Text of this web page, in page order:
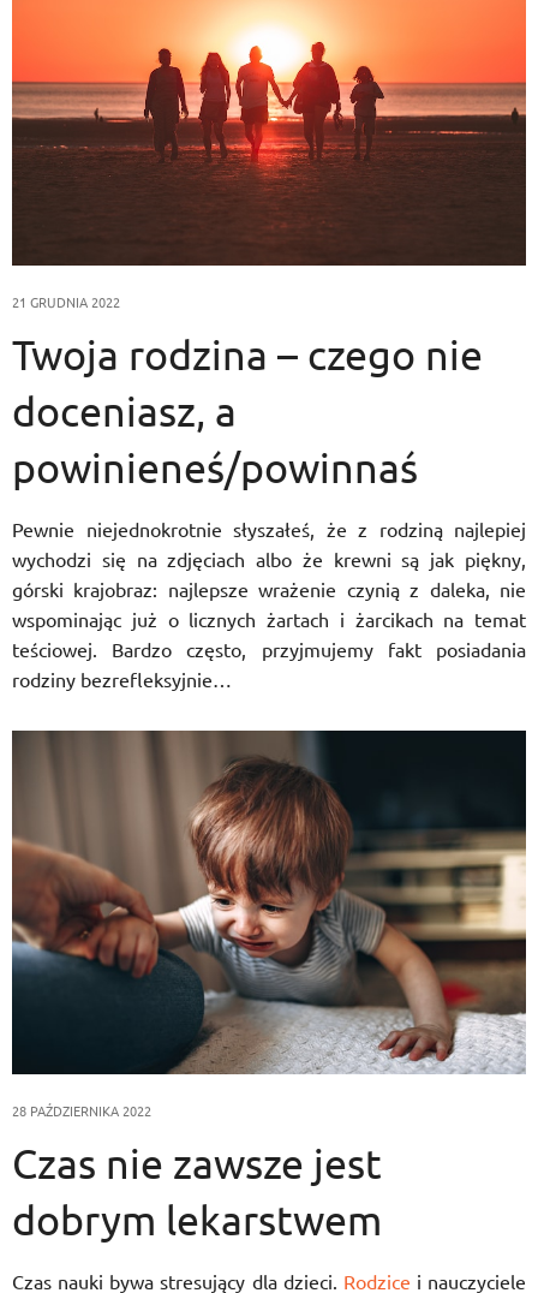
21 GRUDNIA 2022
Twoja rodzina – czego nie
doceniasz, a
powinieneś/powinnaś
Pewnie niejednokrotnie słyszałeś, że z rodziną najlepiej
wychodzi się na zdjęciach albo że krewni są jak piękny,
górski krajobraz: najlepsze wrażenie czynią z daleka, nie
wspominając już o licznych żartach i żarcikach na temat
teściowej. Bardzo często, przyjmujemy fakt posiadania
rodziny bezrefleksyjnie…
28 PAŹDZIERNIKA 2022
Czas nie zawsze jest
dobrym lekarstwem
Czas nauki bywa stresujący dla dzieci. Rodzice i nauczyciele